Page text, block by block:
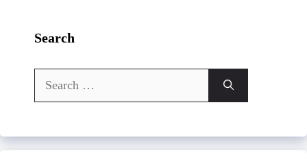
Search
Search
for: